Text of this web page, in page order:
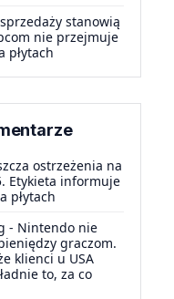
stanowią
nie przejmuje
płytach
ostrzeżenia na
Etykieta informuje
płytach
- Nintendo nie
graczom.
klienci u USA
to, za co